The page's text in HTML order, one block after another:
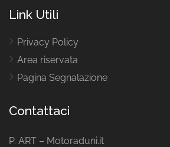
Link Utili
Privacy Policy
Area riservata
Pagina Segnalazione
Contattaci
P. ART – Motoraduni.it